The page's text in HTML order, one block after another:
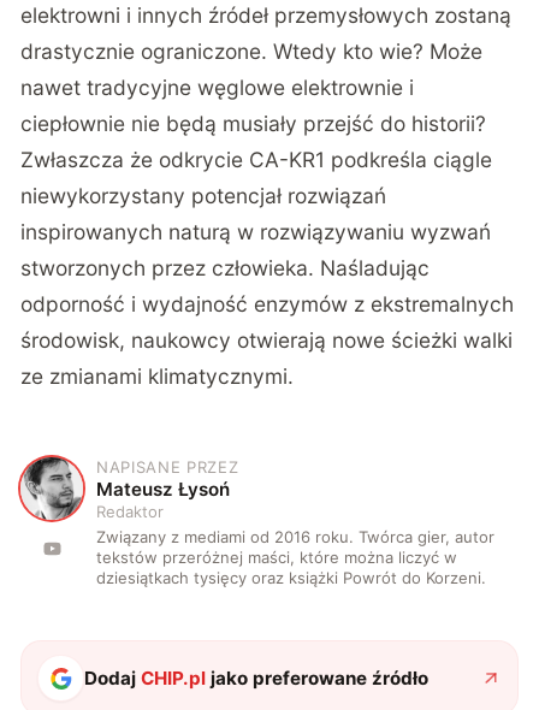
elektrowni i innych źródeł przemysłowych zostaną
drastycznie ograniczone. Wtedy kto wie? Może
nawet tradycyjne węglowe elektrownie i
ciepłownie nie będą musiały przejść do historii?
Zwłaszcza że odkrycie CA-KR1 podkreśla ciągle
niewykorzystany potencjał rozwiązań
inspirowanych naturą w rozwiązywaniu wyzwań
stworzonych przez człowieka. Naśladując
odporność i wydajność enzymów z ekstremalnych
środowisk, naukowcy otwierają nowe ścieżki walki
ze zmianami klimatycznymi.
M
NAPISANE PRZEZ
Mateusz Łysoń
Redaktor
Związany z mediami od 2016 roku. Twórca gier, autor
tekstów przeróżnej maści, które można liczyć w
dziesiątkach tysięcy oraz książki Powrót do Korzeni.
DodajCHIP.pl jako preferowane źródło